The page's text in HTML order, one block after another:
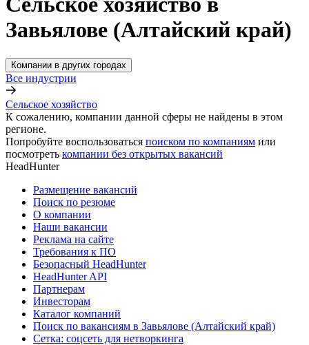
Завьялове (Алтайский край)
Компании в других городах
Все индустрии
Сельское хозяйство
К сожалению, компании данной сферы не найдены в этом
регионе.
Попробуйте воспользоваться поиском по компаниям или
посмотреть компании без открытых вакансий
HeadHunter
Размещение вакансий
Поиск по резюме
О компании
Наши вакансии
Реклама на сайте
Требования к ПО
Безопасный HeadHunter
HeadHunter API
Партнерам
Инвесторам
Каталог компаний
Поиск по вакансиям в Завьялове (Алтайский край)
Сетка: соцсеть для нетворкинга